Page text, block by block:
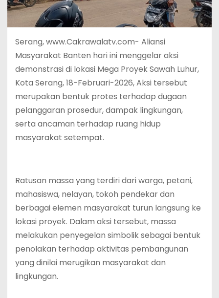
Serang, www.Cakrawalatv.com- Aliansi
Masyarakat Banten hari ini menggelar aksi
demonstrasi di lokasi Mega Proyek Sawah Luhur,
Kota Serang, 18-Februari-2026, Aksi tersebut
merupakan bentuk protes terhadap dugaan
pelanggaran prosedur, dampak lingkungan,
serta ancaman terhadap ruang hidup
masyarakat setempat.
Ratusan massa yang terdiri dari warga, petani,
mahasiswa, nelayan, tokoh pendekar dan
berbagai elemen masyarakat turun langsung ke
lokasi proyek. Dalam aksi tersebut, massa
melakukan penyegelan simbolik sebagai bentuk
penolakan terhadap aktivitas pembangunan
yang dinilai merugikan masyarakat dan
lingkungan.